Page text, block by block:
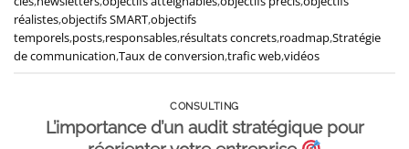
réalistes,objectifs SMART,objectifs
temporels,posts,responsables,résultats concrets,roadmap,Stratégie
de communication,Taux de conversion,trafic web,vidéos
CONSULTING
L’importance d’un audit stratégique pour